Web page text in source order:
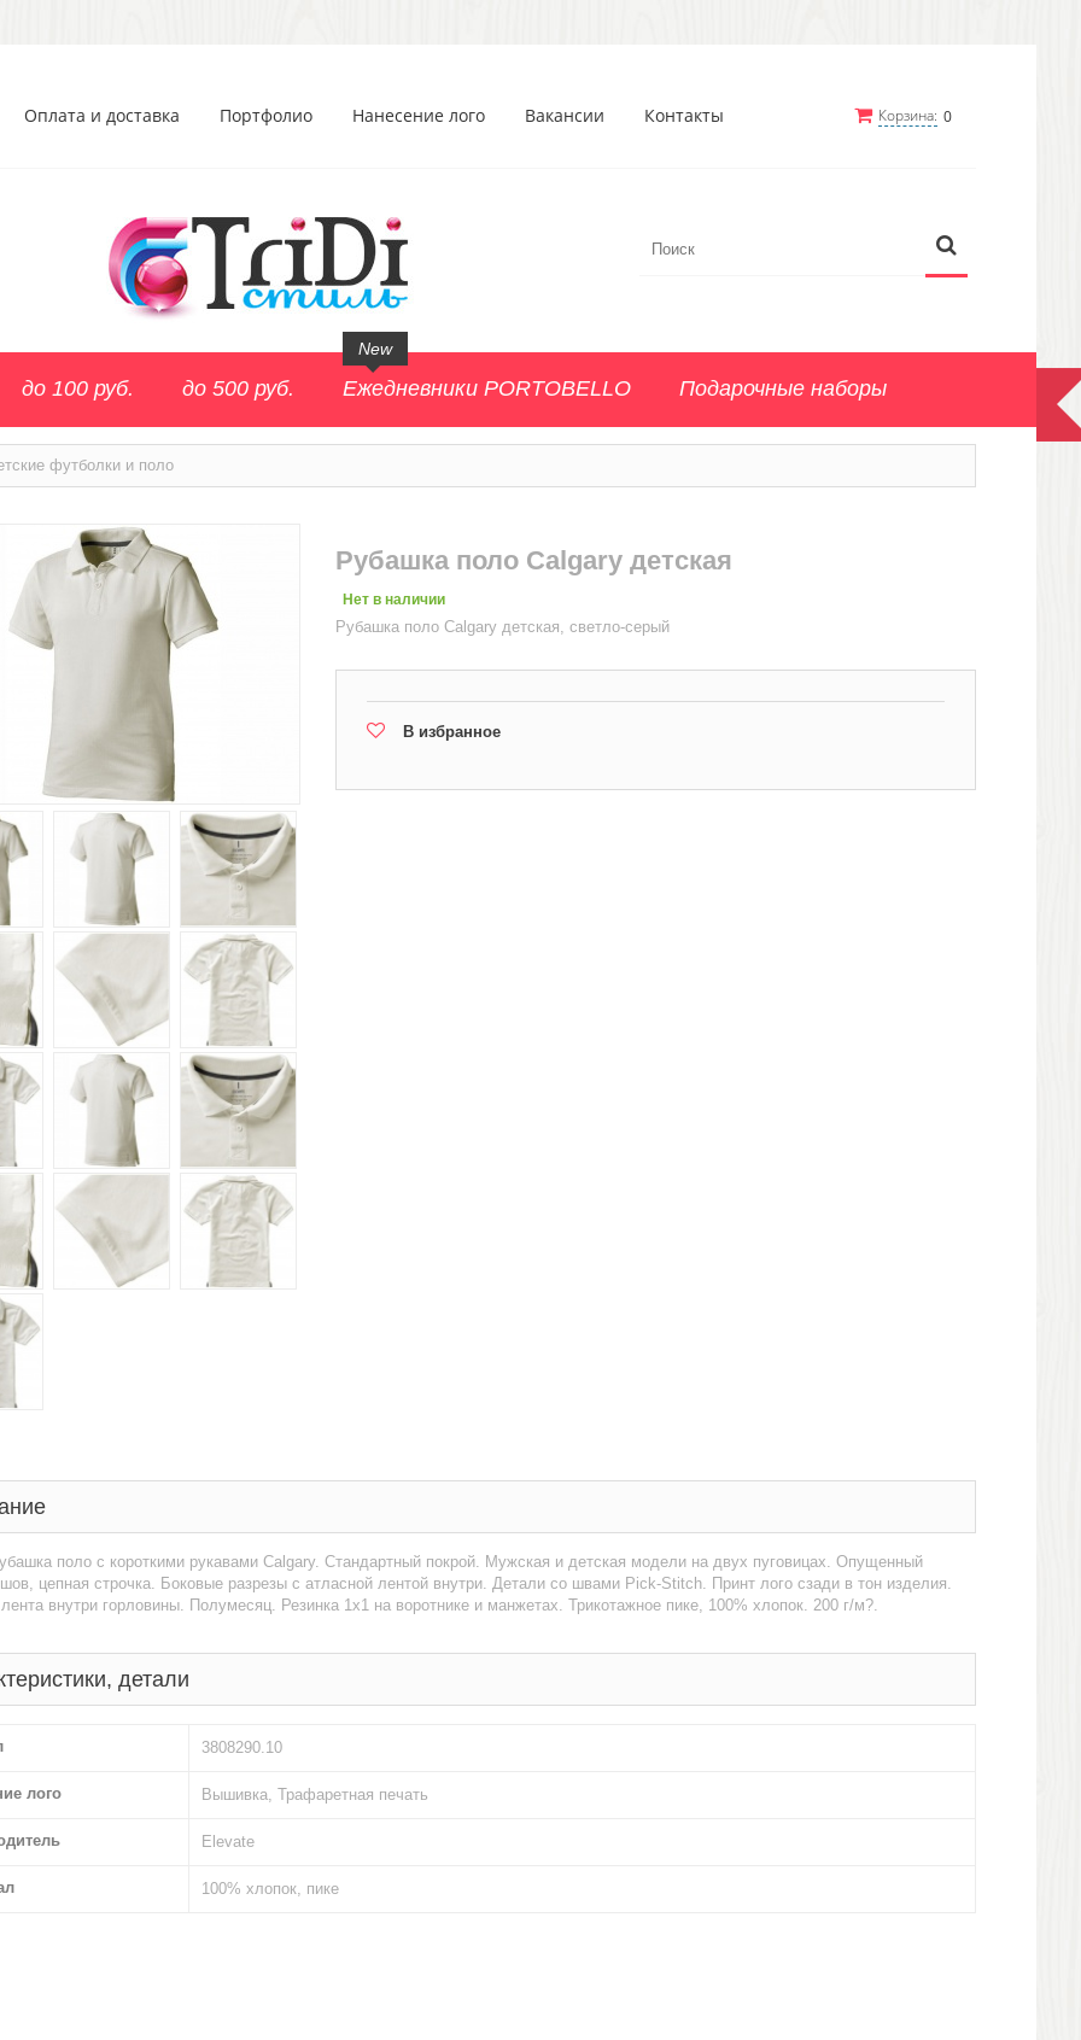
Корзина: 0
Оплата и доставка Портфолио Нанесение лого Вакансии Контакты
до 100 руб. до 500 руб. Ежедневники PORTOBELLO
New
Подарочные наборы
футболки и поло
Рубашка поло Calgary детская
Нет в наличии
Рубашка поло Calgary детская, светло-серый
В избранное
поло с короткими рукавами Calgary. Стандартный покрой. Мужская и детская модели на двух пуговицах. Опущенный
цепная строчка. Боковые разрезы с атласной лентой внутри. Детали со швами Pick-Stitch. Принт лого сзади в тон изделия.
внутри горловины. Полумесяц. Резинка 1х1 на воротнике и манжетах. Трикотажное пике, 100% хлопок. 200 г/м?.
детали
3808290.10
лого Вышивка, Трафаретная печать
Elevate
100% хлопок, пике